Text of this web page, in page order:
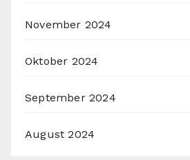
November 2024
Oktober 2024
September 2024
August 2024